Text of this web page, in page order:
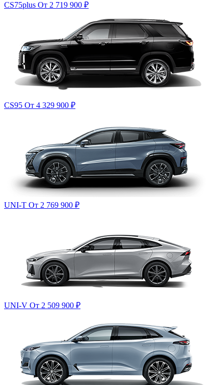
CS75plus От 2 719 900 ₽
CS95 От 4 329 900 ₽
UNI-T От 2 769 900 ₽
UNI-V От 2 509 900 ₽